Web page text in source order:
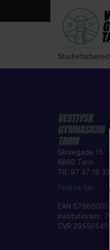
VESTJYSK
GYMNASIUM
TARM
Skolegade 15
6880 Tarm
Tlf. 97 37 18 33
Find os her
EAN
Institutionsnr.
CVR 29550549